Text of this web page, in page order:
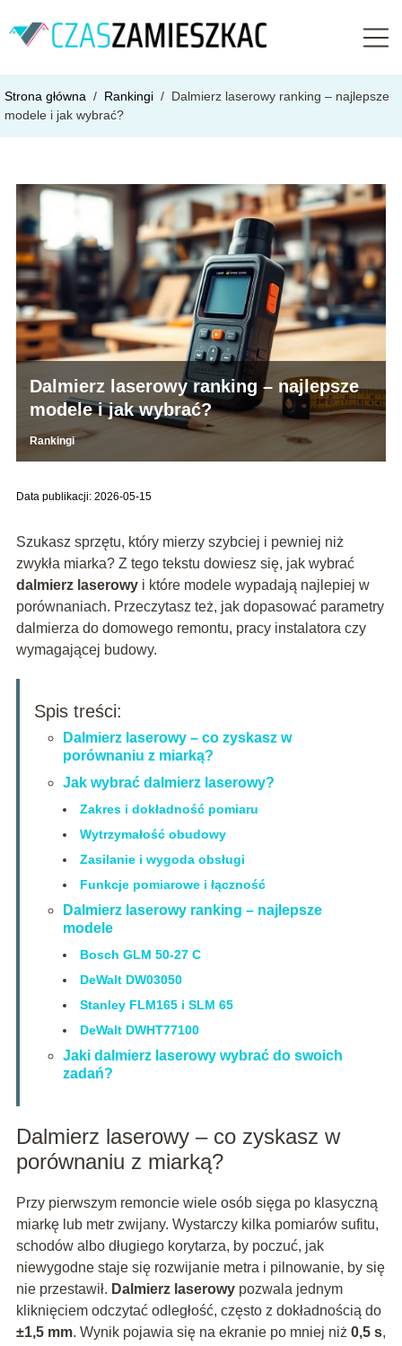
Strona główna / Rankingi / Dalmierz laserowy ranking – najlepsze
modele i jak wybrać?
Dalmierz laserowy ranking – najlepsze
modele i jak wybrać?
Rankingi
Data publikacji: 2026-05-15
Szukasz sprzętu, który mierzy szybciej i pewniej niż
zwykła miarka? Z tego tekstu dowiesz się, jak wybrać
dalmierz laserowyi które modele wypadają najlepiej w
porównaniach. Przeczytasz też, jak dopasować parametry
dalmierza do domowego remontu, pracy instalatora czy
wymagającej budowy.
Spis treści:
Dalmierz laserowy – co zyskasz w
porównaniu z miarką?
Jak wybrać dalmierz laserowy?
Zakres i dokładność pomiaru
Wytrzymałość obudowy
Zasilanie i wygoda obsługi
Funkcje pomiarowe i łączność
Dalmierz laserowy ranking – najlepsze
modele
Bosch GLM 50-27 C
DeWalt DW03050
Stanley FLM165 i SLM 65
DeWalt DWHT77100
Jaki dalmierz laserowy wybrać do swoich
zadań?
Dalmierz laserowy – co zyskasz w
porównaniu z miarką?
Przy pierwszym remoncie wiele osób sięga po klasyczną
miarkę lub metr zwijany. Wystarczy kilka pomiarów sufitu,
schodów albo długiego korytarza, by poczuć, jak
niewygodne staje się rozwijanie metra i pilnowanie, by się
nie przestawił. Dalmierz laserowypozwala jednym
kliknięciem odczytać odległość, często z dokładnością do
±1,5 mm. Wynik pojawia się na ekranie po mniej niż 0,5 s,